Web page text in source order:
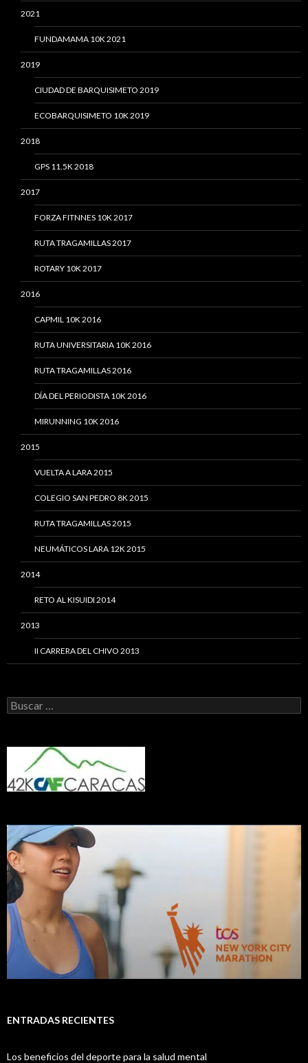
2021
FUNDAMAMA 10K 2021
2019
CIUDAD DE BARQUISIMETO 2019
ECOBARQUISIMETO 10K 2019
2018
GPS 11.5K 2018
2017
FORZA FITNNES 10K 2017
RUTA TRAGAMILLAS 2017
ROTARY 10K 2017
2016
CAPMIL 10K 2016
RUTA UNIVERSITARIA 10K 2016
RUTA TRAGAMILLAS 2016
DÍA DEL PERIODISTA 10K 2016
MIRUNNING 10K 2016
2015
VUELTA A LARA 2015
COLEGIO SAN PEDRO 8K 2015
RUTA TRAGAMILLAS 2015
NEUMÁTICOS LARA 12K 2015
2014
RETO AL KISUIDI 2014
2013
II CARRERA DEL CHIVO 2013
Buscar:
ENTRADAS RECIENTES
Los beneficios del deporte para la salud mental